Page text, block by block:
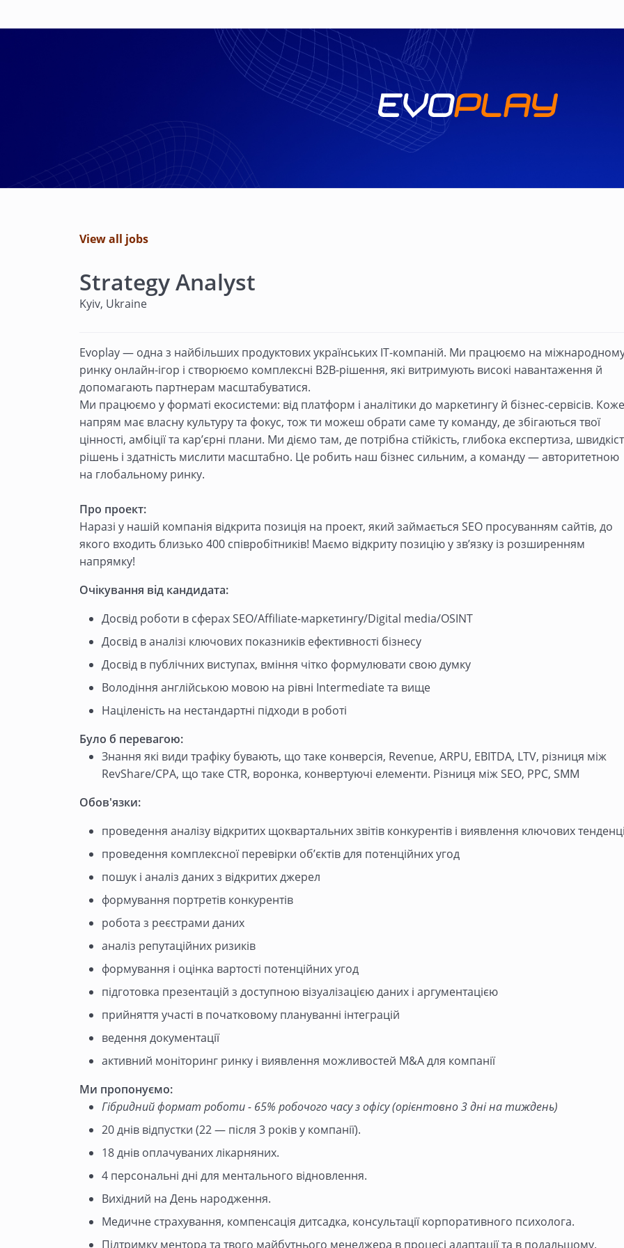
View all jobs
Strategy Analyst
Kyiv, Ukraine
Evoplay — одна з найбільших продуктових українських IT-компаній. Ми працюємо на
ринку онлайн-ігор і створюємо комплексні B2B-рішення, які витримують високі навантаження й
допомагають партнерам масштабуватися.
Ми працюємо у форматі екосистеми: від платформ і аналітики до маркетингу й бізнес-сервісів.
напрям має власну культуру та фокус, тож ти можеш обрати саме ту команду, де збігаються твої
цінності, амбіції та кар’єрні плани. Ми діємо там, де потрібна стійкість, глибока експертиза,
рішень і здатність мислити масштабно. Це робить наш бізнес сильним, а команду — авторитетною
на глобальному ринку.
Про проект:
Наразі у нашій компанія відкрита позиція на проект, який займається SEO просуванням сайтів, до
якого входить близько 400 співробітників! Маємо відкриту позицію у зв’язку із розширенням
напрямку!
Очікування від кандидата:
Досвід роботи в сферах SEO/Affiliate-маркетингу/Digital media/OSINT
Досвід в аналізі ключових показників ефективності бізнесу
Досвід в публічних виступах, вміння чітко формулювати свою думку
Володіння англійською мовою на рівні Intermediate та вище
Націленість на нестандартні підходи в роботі
Було б перевагою:
Знання які види трафіку бувають, що таке конверсія, Revenue, ARPU, EBITDA, LTV, різниця між
RevShare/CPA, що таке CTR, воронка, конвертуючі елементи. Різниця між SEO, PPC, SMM
Обов'язки:
проведення аналізу відкритих щоквартальних звітів конкурентів і виявлення ключових
проведення комплексної перевірки об’єктів для потенційних угод
пошук і аналіз даних з відкритих джерел
формування портретів конкурентів
робота з реєстрами даних
аналіз репутаційних ризиків
формування і оцінка вартості потенційних угод
підготовка презентацій з доступною візуалізацією даних і аргументацією
прийняття участі в початковому плануванні інтеграцій
ведення документації
активний моніторинг ринку і виявлення можливостей M&A для компанії
Ми пропонуємо:
Гібридний формат роботи - 65% робочого часу з офісу (орієнтовно 3 дні на тиждень)
20 днів відпустки (22 — після 3 років у компанії).
18 днів оплачуваних лікарняних.
4 персональні дні для ментального відновлення.
Вихідний на День народження.
Медичне страхування, компенсація дитсадка, консультації корпоративного психолога.
Підтримку ментора та твого майбутнього менеджера в процесі адаптації та в подальшому.